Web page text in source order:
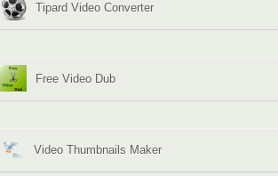
Tipard Video Converter
Free Video Dub
Video Thumbnails Maker